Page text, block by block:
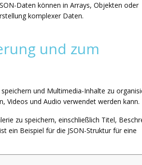
Daten können in Arrays, Objekten oder
komplexer Daten.
und zum
und Multimedia-Inhalte zu
Videos und Audio verwendet werden kann.
zu speichern, einschließlich Titel,
ein Beispiel für die JSON-Struktur für eine